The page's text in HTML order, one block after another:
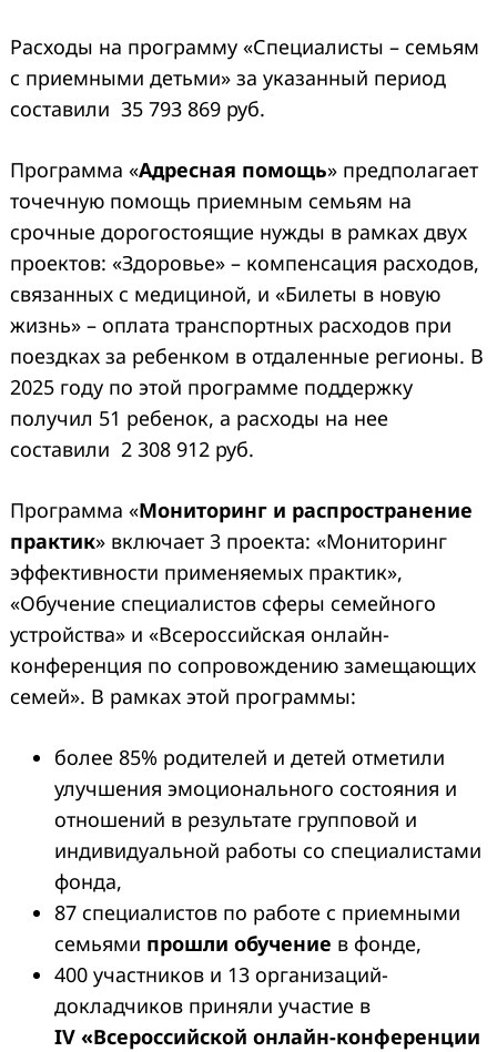
Расходы на программу «Специалисты – семьям
с приемными детьми» за указанный период
составили 35 793 869 руб.
Программа «Адресная помощь» предполагает
точечную помощь приемным семьям на
срочные дорогостоящие нужды в рамках двух
проектов: «Здоровье» – компенсация расходов,
связанных с медициной, и «Билеты в новую
жизнь» – оплата транспортных расходов при
поездках за ребенком в отдаленные регионы. В
2025 году по этой программе поддержку
получил 51 ребенок, а расходы на нее
составили 2 308 912 руб.
Программа «Мониторинг и распространение
практик» включает 3 проекта: «Мониторинг
эффективности применяемых практик»,
«Обучение специалистов сферы семейного
устройства» и «Всероссийская онлайн-
конференция по сопровождению замещающих
семей». В рамках этой программы:
более 85% родителей и детей отметили
улучшения эмоционального состояния и
отношений в результате групповой и
индивидуальной работы со специалистами
фонда,
87 специалистов по работе с приемными
семьями прошли обучение в фонде,
400 участников и 13 организаций-
докладчиков приняли участие в
IV «Всероссийской онлайн-конференции